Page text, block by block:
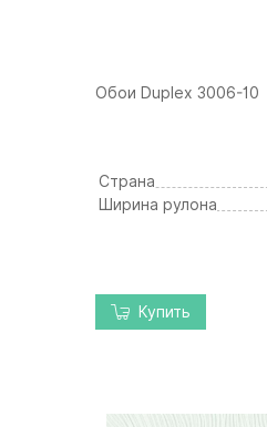
Обои Duplex 3006-10
Страна
Ширина рулона
Купить